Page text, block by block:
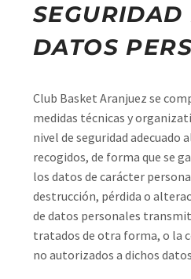
SEGURIDAD
DATOS
Club Basket Aranjuez se
medidas técnicas y
nivel de seguridad adecuado
recogidos, de forma que se
los datos de carácter
destrucción, pérdida o
de datos personales
tratados de otra forma, o la
no autorizados a dichos